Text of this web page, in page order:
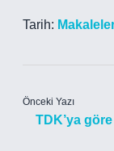
Tarih:
Önceki Yazı
TDK’ya göre